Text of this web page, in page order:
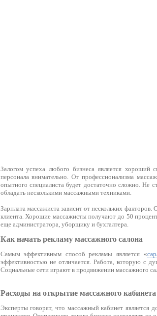
Залогом успеха любого бизнеса является хороший
персонала внимательно. От профессионализма
опытного специалиста будет достаточно сложно. Не
обладать несколькими массажными техниками.
Зарплата массажиста зависит от нескольких
клиента. Хорошие массажисты получают до 50
еще администратора, уборщику и бухгалтера.
Как начать рекламу массажного салона
Самым эффективным способ рекламы является «
эффективностью не отличается. Работа, которую с
Социальные сети играют в продвижении массажного
Расходы на открытие массажного кабинета
Эксперты говорят, что массажный кабинет является